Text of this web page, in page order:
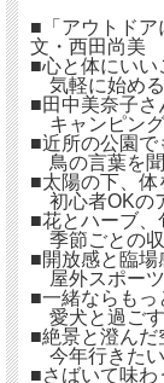
■「アウトドア
文・西田尚美
■心と体にいい
気軽に始める
■田中美奈子さ
キャンピング
■近所の公園で
鳥の言葉を聞
■太陽の下、体
初心者OKの
■花とハーブ、
季節ごとの収
■開放感と臨場
屋外スポーツ
■一緒ならもっ
愛犬と過ごす
■絶景と澄んだ
今年行きたい
■さばいて味わ